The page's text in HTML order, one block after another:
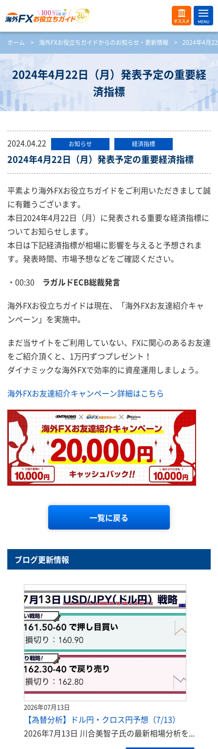
オス
スメ
ME
NU
開
く
ホーム > 海外FXお役立ちガイドからのお知らせ・更新情報 > 2024年4月
2024年4月22日（月）発表予定の重要経
済指標
2024.04.22 お知らせ 経済指標
2024年4月22日（月）発表予定の重要経済指標
平素より海外FXお役立ちガイドをご利用いただきまして誠
に有難うございます。
本日2024年4月22日（月）に発表される重要な経済指標に
ついてお知らせします。
本日は下記経済指標が相場に影響を与えると予想されま
す。発表時間、市場予想などをご確認ください。
・00:30 ラガルドECB総裁発言
海外FXお役立ちガイドは現在、「海外FXお友達紹介キャ
ンペーン」を実施中。
まだ当サイトをご利用していない、FXに関心のあるお友達
をご紹介頂くと、1万円ずつプレゼント！
ダイナミックな海外FXで効率的に資産運用しましょう。
海外FXお友達紹介キャンペーン詳細はこちら
一覧に戻る
ブログ更新情報
2026年07月13日
【為替分析】ドル円・クロス円予想（7/13）
2026年7月13日 川合美智子氏の最新相場分析を...